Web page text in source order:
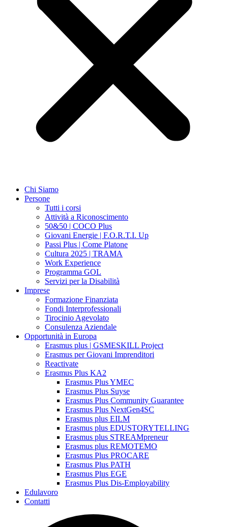
Chi Siamo
Persone
Tutti i corsi
Attività a Riconoscimento
50&50 | COCO Plus
Giovani Energie | F.O.R.T.I. Up
Passi Plus | Come Platone
Cultura 2025 | TRAMA
Work Experience
Programma GOL
Servizi per la Disabilità
Imprese
Formazione Finanziata
Fondi Interprofessionali
Tirocinio Agevolato
Consulenza Aziendale
Opportunità in Europa
Erasmus plus | GSMESKILL Project
Erasmus per Giovani Imprenditori
Reactivate
Erasmus Plus KA2
Erasmus Plus YMEC
Erasmus Plus Suyse
Erasmus Plus Community Guarantee
Erasmus Plus NextGen4SC
Erasmus plus EILM
Erasmus plus EDUSTORYTELLING
Erasmus plus STREAMpreneur
Erasmus plus REMOTEMO
Erasmus Plus PROCARE
Erasmus Plus PATH
Erasmus Plus EGE
Erasmus Plus Dis-Employability
Edulavoro
Contatti